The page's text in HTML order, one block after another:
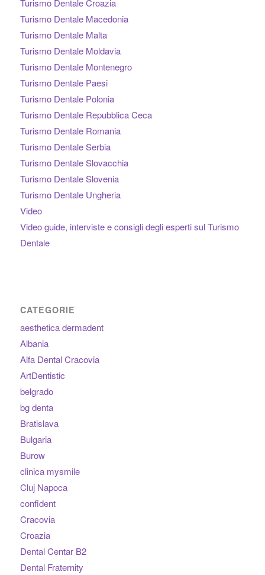
Turismo Dentale Croazia
Turismo Dentale Macedonia
Turismo Dentale Malta
Turismo Dentale Moldavia
Turismo Dentale Montenegro
Turismo Dentale Paesi
Turismo Dentale Polonia
Turismo Dentale Repubblica Ceca
Turismo Dentale Romania
Turismo Dentale Serbia
Turismo Dentale Slovacchia
Turismo Dentale Slovenia
Turismo Dentale Ungheria
Video
Video guide, interviste e consigli degli esperti sul Turismo
Dentale
CATEGORIE
aesthetica dermadent
Albania
Alfa Dental Cracovia
ArtDentistic
belgrado
bg denta
Bratislava
Bulgaria
Burow
clinica mysmile
Cluj Napoca
confident
Cracovia
Croazia
Dental Centar B2
Dental Fraternity